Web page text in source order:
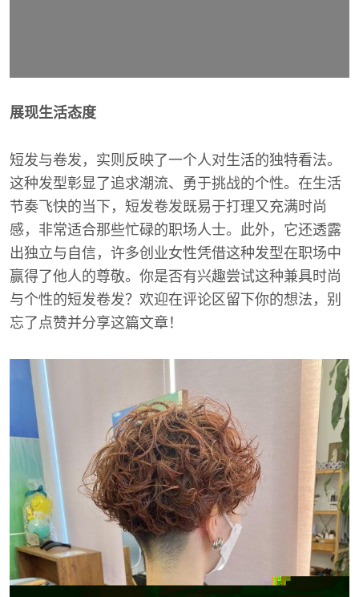
展现生活态度
短发与卷发，实则反映了一个人对生活的独特看法。
这种发型彰显了追求潮流、勇于挑战的个性。在生活
节奏飞快的当下，短发卷发既易于打理又充满时尚
感，非常适合那些忙碌的职场人士。此外，它还透露
出独立与自信，许多创业女性凭借这种发型在职场中
赢得了他人的尊敬。你是否有兴趣尝试这种兼具时尚
与个性的短发卷发？欢迎在评论区留下你的想法，别
忘了点赞并分享这篇文章！